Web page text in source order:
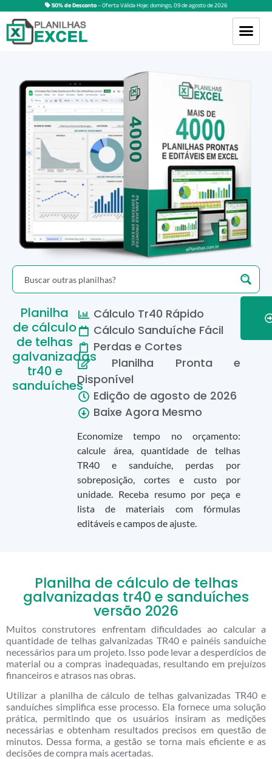
50% de Desconto– Oferta Válida Hoje:domingo,09deagostode2026
Planilha
de cálculo
de telhas
galvanizadas
tr40 e
sanduíches
Cálculo Tr40 Rápido
Cálculo Sanduíche Fácil
Perdas e Cortes
Planilha Pronta e
Disponível
Edição de agosto de 2026
Baixe Agora Mesmo
Economize tempo no orçamento:
calcule área, quantidade de telhas
TR40 e sanduíche, perdas por
sobreposição, cortes e custo por
unidade. Receba resumo por peça e
lista de materiais com fórmulas
editáveis e campos de ajuste.
Planilha de cálculo de telhas
galvanizadas tr40 e sanduíches
versão 2026
Muitos construtores enfrentam dificuldades ao calcular a
quantidade de telhas galvanizadas TR40 e painéis sanduíche
necessários para um projeto. Isso pode levar a desperdícios de
material ou a compras inadequadas, resultando em prejuízos
financeiros e atrasos nas obras.
Utilizar a planilha de cálculo de telhas galvanizadas TR40 e
sanduíches simplifica esse processo. Ela fornece uma solução
prática, permitindo que os usuários insiram as medições
necessárias e obtenham resultados precisos em questão de
minutos. Dessa forma, a gestão se torna mais eficiente e as
decisões de compra mais acertadas.